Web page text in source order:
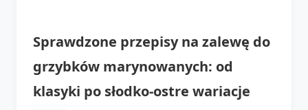
Sprawdzone przepisy na zalewę do
grzybków marynowanych: od
klasyki po słodko-ostre wariacje